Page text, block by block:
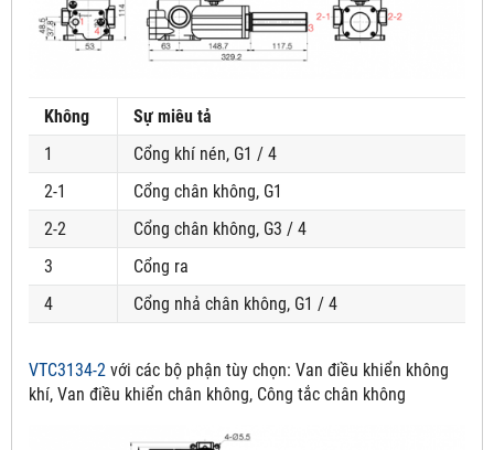
Không
Sự miêu tả
1
Cổng khí nén, G1 / 4
2-1
Cổng chân không, G1
2-2
Cổng chân không, G3 / 4
3
Cổng ra
4
Cổng nhả chân không, G1 / 4
VTC3134-2 với các bộ phận tùy chọn: Van điều khiển không
khí, Van điều khiển chân không, Công tắc chân không